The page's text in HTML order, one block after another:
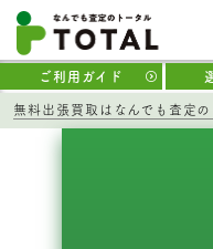
ご利用ガイド
無料出張買取はなんでも査定の